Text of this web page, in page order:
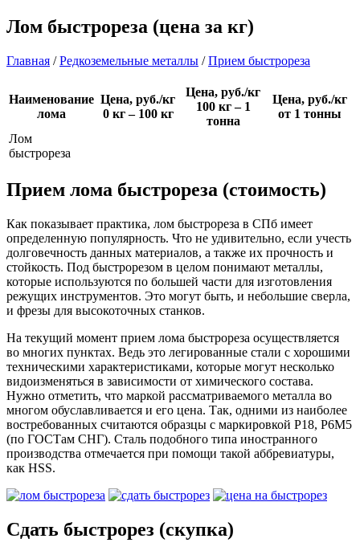
Лом быстрореза (цена за кг)
Главная /Редкоземельные металлы /Прием быстрореза
Наименование
лома
Цена, руб./кг
0 кг – 100 кг
Цена, руб./кг
100 кг – 1
тонна
Цена, руб./кг
от 1 тонны
Лом
быстрореза
Прием лома быстрореза (стоимость)
Как показывает практика, лом быстрореза в СПб имеет
определенную популярность. Что не удивительно, если учесть
долговечность данных материалов, а также их прочность и
стойкость. Под быстрорезом в целом понимают металлы,
которые используются по большей части для изготовления
режущих инструментов. Это могут быть, и небольшие сверла,
и фрезы для высокоточных станков.
На текущий момент прием лома быстрореза осуществляется
во многих пунктах. Ведь это легированные стали с хорошими
техническими характеристиками, которые могут несколько
видоизменяться в зависимости от химического состава.
Нужно отметить, что маркой рассматриваемого металла во
многом обуславливается и его цена. Так, одними из наиболее
востребованных считаются образцы с маркировкой Р18, Р6М5
(по ГОСТам СНГ). Сталь подобного типа иностранного
производства отмечается при помощи такой аббревиатуры,
как HSS.
Сдать быстрорез (скупка)